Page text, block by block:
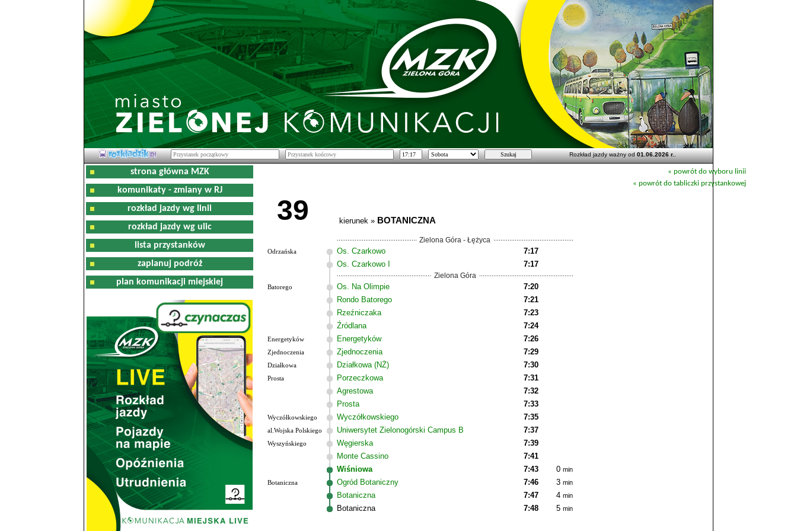
Rozkład jazdy ważny od01.06.2026 r..
strona główna MZK
komunikaty - zmiany w RJ
rozkład jazdy wg linii
rozkład jazdy wg ulic
lista przystanków
zaplanuj podróż
plan komunikacji miejskiej
« powrót do wyboru linii
« powrót do tabliczki przystankowej
39 kierunek » BOTANICZNA
Zielona Góra - Łężyca
Odrzańska Os. Czarkowo
7:17
Os. Czarkowo I
7:17
Zielona Góra
Batorego Os. Na Olimpie
7:20
Rondo Batorego
7:21
Rzeźniczaka
7:23
Źródlana
7:24
Energetyków Energetyków 7:26
Zjednoczenia Zjednoczenia 7:29
Działkowa Działkowa (NŻ) 7:30
Prosta Porzeczkowa
7:31
Agrestowa
7:32
Prosta
7:33
Wyczółkowskiego Wyczółkowskiego 7:35
al.Wojska Polskiego Uniwersytet Zielonogórski Campus B 7:37
Wyszyńskiego Węgierska
7:39
Monte Cassino
7:41
Wiśniowa
7:43 0 min
Botaniczna
Ogród Botaniczny 7:46 3 min
Botaniczna 7:47 4 min
Botaniczna 7:48 5 min